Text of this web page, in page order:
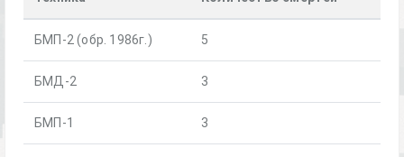
БМП-2 (обр. 1986г.) 5
БМД-2 3
БМП-1 3